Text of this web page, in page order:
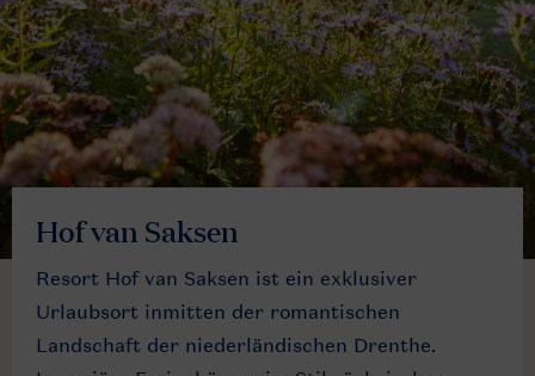
Hof van Saksen
Resort Hof van Saksen ist ein exklusiver
Urlaubsort inmitten der romantischen
Landschaft der niederländischen Drenthe.